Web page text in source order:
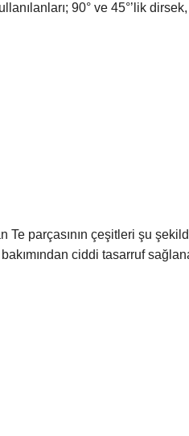
90° ve 45°’lik
Te parçasının çeşitleri şu
ciddi tasarruf